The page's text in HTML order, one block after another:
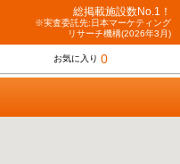
総掲載施設数No.1！
※実査委託先:日本マーケティング
リサーチ機構(2026年3月)
お気に入り 0